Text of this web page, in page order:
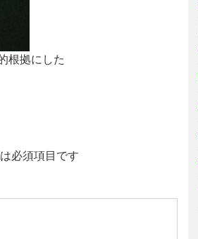
根拠にした
必須項目です